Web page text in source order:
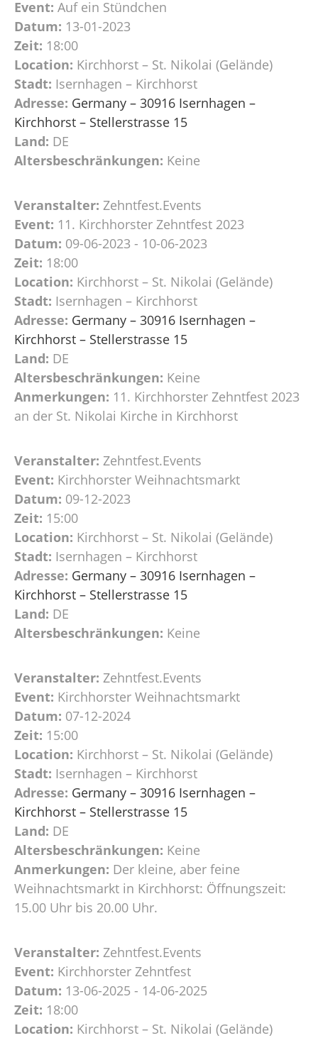
Event: Auf ein Stündchen
Datum: 13-01-2023
Zeit: 18:00
Location: Kirchhorst – St. Nikolai (Gelände)
Stadt: Isernhagen – Kirchhorst
Adresse: Germany – 30916 Isernhagen –
Kirchhorst – Stellerstrasse 15
Land: DE
Altersbeschränkungen: Keine
Veranstalter: Zehntfest.Events
Event: 11. Kirchhorster Zehntfest 2023
Datum: 09-06-2023 - 10-06-2023
Zeit: 18:00
Location: Kirchhorst – St. Nikolai (Gelände)
Stadt: Isernhagen – Kirchhorst
Adresse: Germany – 30916 Isernhagen –
Kirchhorst – Stellerstrasse 15
Land: DE
Altersbeschränkungen: Keine
Anmerkungen: 11. Kirchhorster Zehntfest 2023
an der St. Nikolai Kirche in Kirchhorst
Veranstalter: Zehntfest.Events
Event: Kirchhorster Weihnachtsmarkt
Datum: 09-12-2023
Zeit: 15:00
Location: Kirchhorst – St. Nikolai (Gelände)
Stadt: Isernhagen – Kirchhorst
Adresse: Germany – 30916 Isernhagen –
Kirchhorst – Stellerstrasse 15
Land: DE
Altersbeschränkungen: Keine
Veranstalter: Zehntfest.Events
Event: Kirchhorster Weihnachtsmarkt
Datum: 07-12-2024
Zeit: 15:00
Location: Kirchhorst – St. Nikolai (Gelände)
Stadt: Isernhagen – Kirchhorst
Adresse: Germany – 30916 Isernhagen –
Kirchhorst – Stellerstrasse 15
Land: DE
Altersbeschränkungen: Keine
Anmerkungen: Der kleine, aber feine
Weihnachtsmarkt in Kirchhorst: Öffnungszeit:
15.00 Uhr bis 20.00 Uhr.
Veranstalter: Zehntfest.Events
Event: Kirchhorster Zehntfest
Datum: 13-06-2025 - 14-06-2025
Zeit: 18:00
Location: Kirchhorst – St. Nikolai (Gelände)